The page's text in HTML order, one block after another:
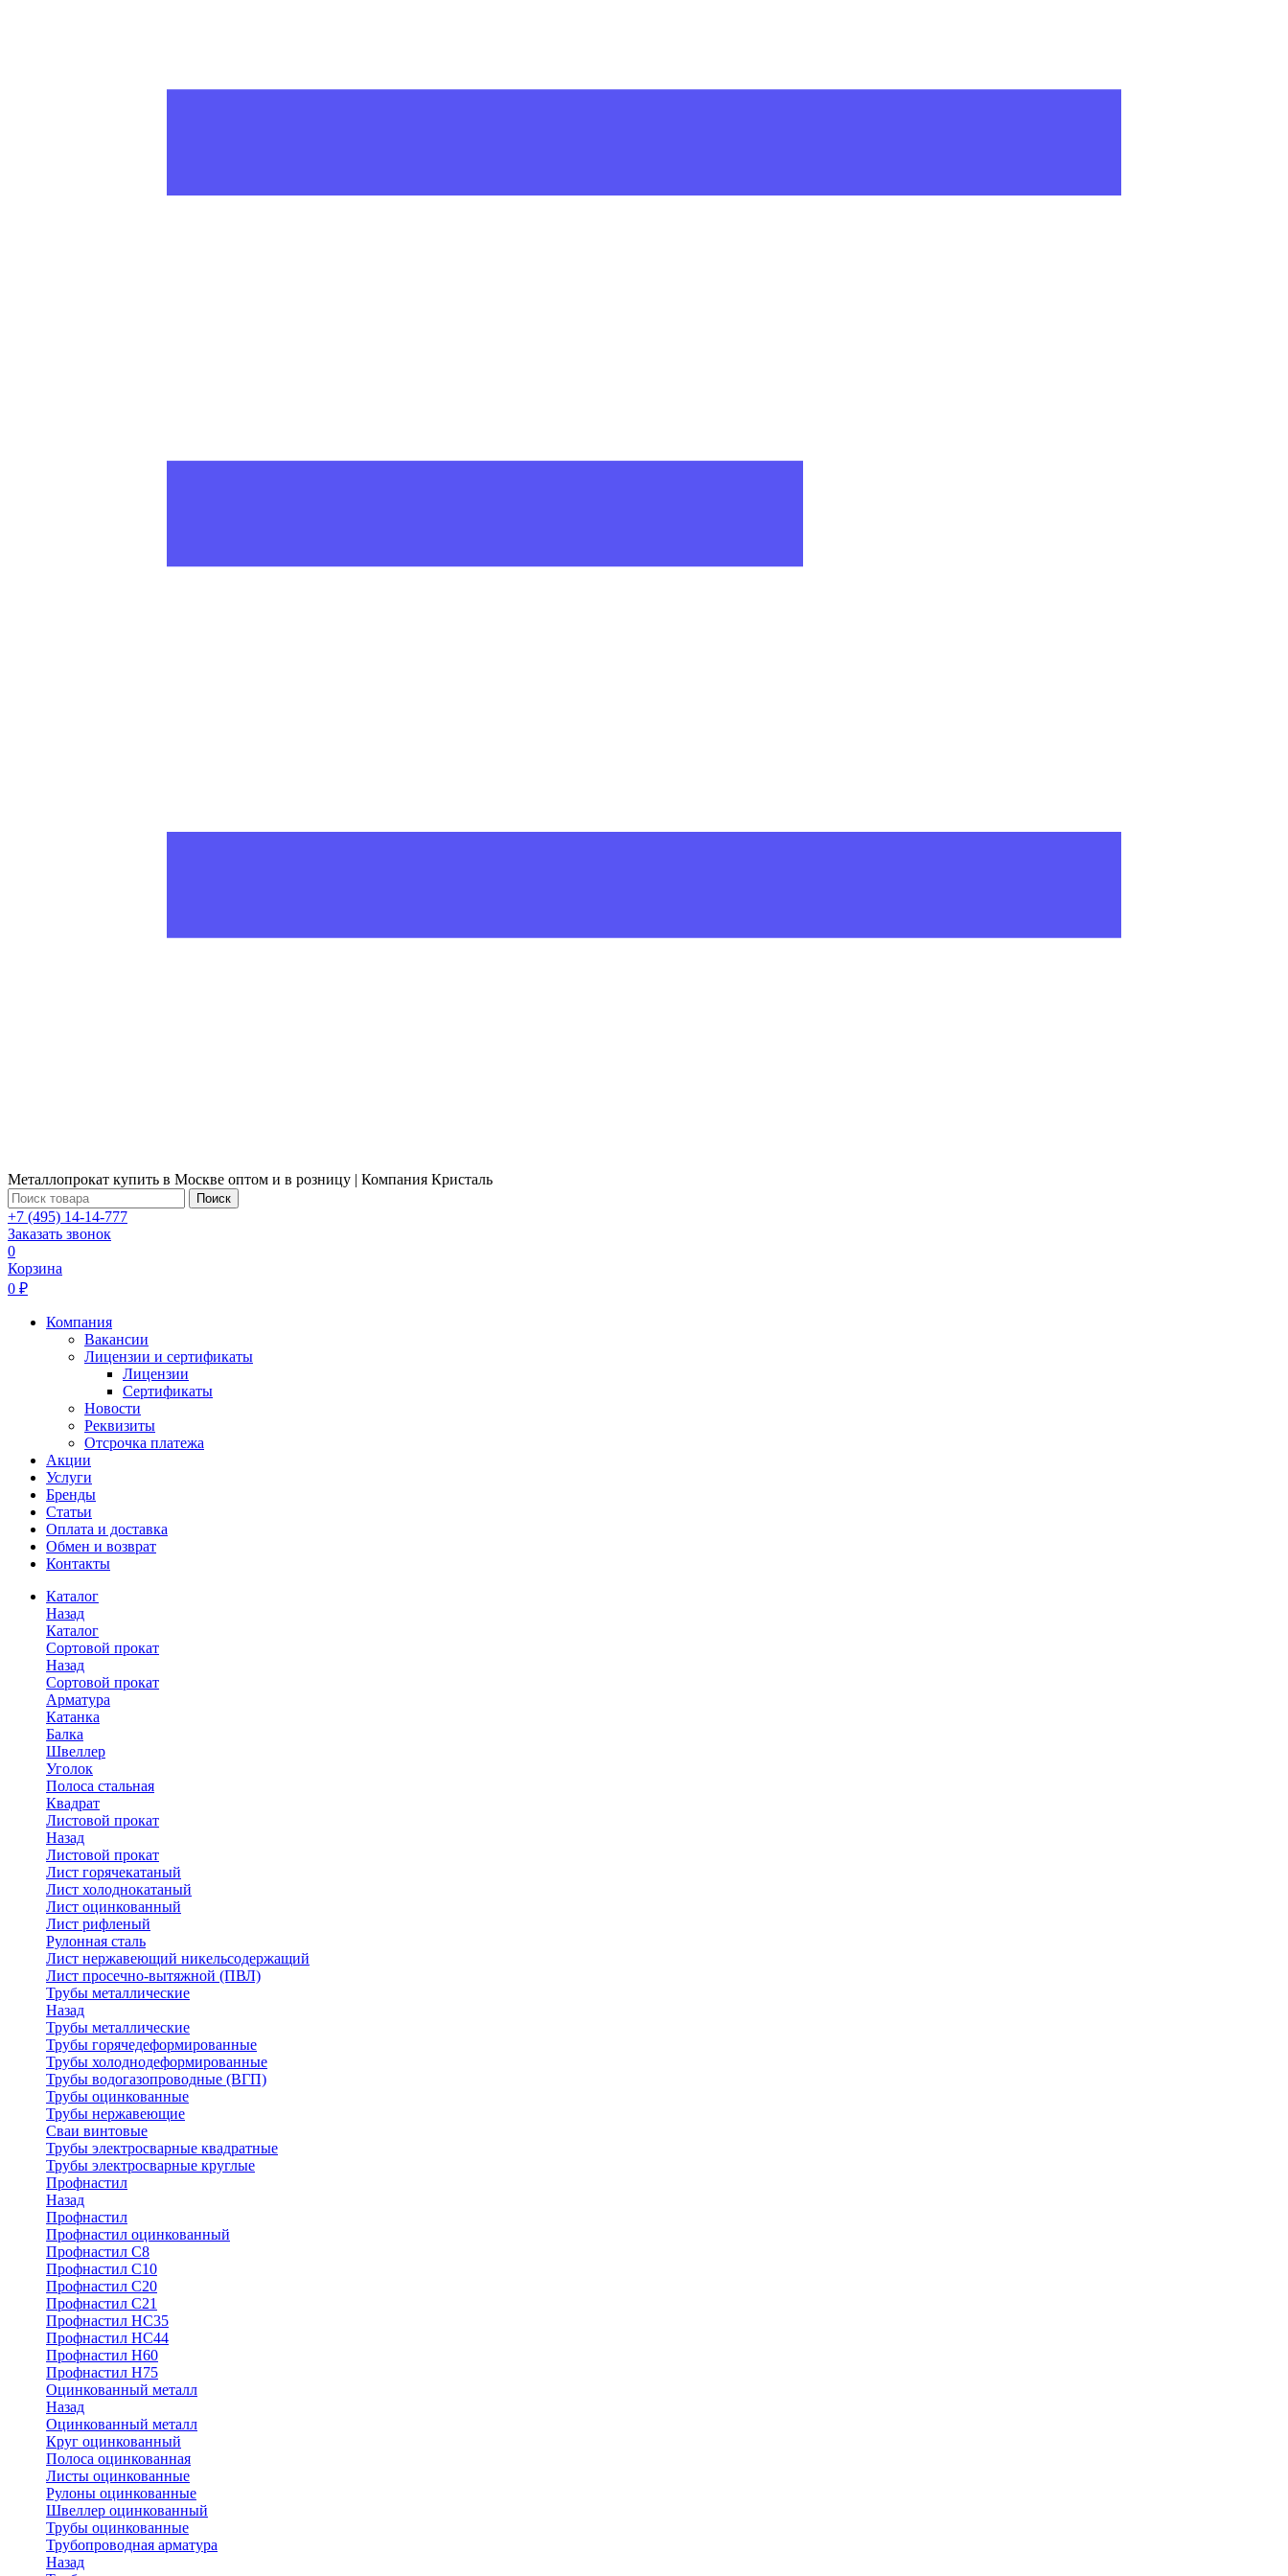
Металлопрокат купить в Москве оптом и в розницу | Компания Кристаль
Поиск
+7 (495) 14-14-777
Заказать звонок
0
Корзина
0 ₽
Компания
Вакансии
Лицензии и сертификаты
Лицензии
Сертификаты
Новости
Реквизиты
Отсрочка платежа
Акции
Услуги
Бренды
Статьи
Оплата и доставка
Обмен и возврат
Контакты
Каталог
Назад
Каталог
Сортовой прокат
Назад
Сортовой прокат
Арматура
Катанка
Балка
Швеллер
Уголок
Полоса стальная
Квадрат
Листовой прокат
Назад
Листовой прокат
Лист горячекатаный
Лист холоднокатаный
Лист оцинкованный
Лист рифленый
Рулонная сталь
Лист нержавеющий никельсодержащий
Лист просечно-вытяжной (ПВЛ)
Трубы металлические
Назад
Трубы металлические
Трубы горячедеформированные
Трубы холоднодеформированные
Трубы водогазопроводные (ВГП)
Трубы оцинкованные
Трубы нержавеющие
Сваи винтовые
Трубы электросварные квадратные
Трубы электросварные круглые
Профнастил
Назад
Профнастил
Профнастил оцинкованный
Профнастил С8
Профнастил С10
Профнастил С20
Профнастил С21
Профнастил НС35
Профнастил НС44
Профнастил Н60
Профнастил Н75
Оцинкованный металл
Назад
Оцинкованный металл
Круг оцинкованный
Полоса оцинкованная
Листы оцинкованные
Рулоны оцинкованные
Швеллер оцинкованный
Трубы оцинкованные
Трубопроводная арматура
Назад